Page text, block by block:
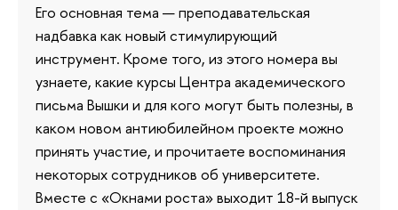
Его основная тема — преподавательская
надбавка как новый стимулирующий
инструмент. Кроме того, из этого номера вы
узнаете, какие курсы Центра академического
письма Вышки и для кого могут быть полезны, в
каком новом антиюбилейном проекте можно
принять участие, и прочитаете воспоминания
некоторых сотрудников об университете.
Вместе с «Окнами роста» выходит 18-й выпуск